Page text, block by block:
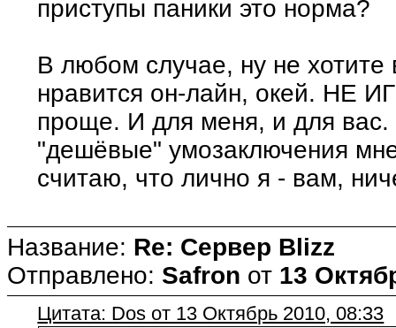
приступы паники это норма?
В любом случае, ну не хотите
нравится он-лайн, окей. НЕ
проще. И для меня, и для
"дешёвые" умозаключения
считаю, что лично я - вам,
Название: Re: Сервер Blizz
Отправлено: Safron от 13
Цитата: Dos от 13 Октябрь 2010, 08:33